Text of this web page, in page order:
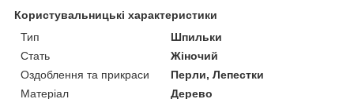
Користувальницькі характеристики
Тип
Шпильки
Стать
Жіночий
Оздоблення та прикраси
Перли, Лепестки
Матеріал
Дерево